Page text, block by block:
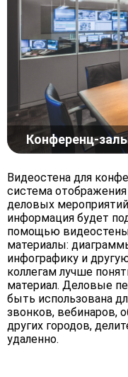
Конференц-
Видеостена для
система
деловых
информация будет
помощью
материалы:
инфографику и
коллегам лучше
материал. Деловые
быть использована
звонков, вебинаров,
других городов,
удаленно.